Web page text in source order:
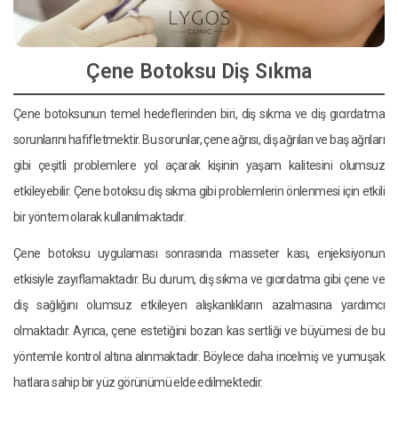
Çene Botoksu Diş Sıkma
Çene botoksunun temel hedeflerinden biri, diş sıkma ve diş gıcırdatma
sorunlarını hafifletmektir. Bu sorunlar, çene ağrısı, diş ağrıları ve baş ağrıları
gibi çeşitli problemlere yol açarak kişinin yaşam kalitesini olumsuz
etkileyebilir. Çene botoksu diş sıkma gibi problemlerin önlenmesi için etkili
bir yöntem olarak kullanılmaktadır.
Çene botoksu uygulaması sonrasında masseter kası, enjeksiyonun
etkisiyle zayıflamaktadır. Bu durum, diş sıkma ve gıcırdatma gibi çene ve
diş sağlığını olumsuz etkileyen alışkanlıkların azalmasına yardımcı
olmaktadır. Ayrıca, çene estetiğini bozan kas sertliği ve büyümesi de bu
yöntemle kontrol altına alınmaktadır. Böylece daha incelmiş ve yumuşak
hatlara sahip bir yüz görünümü elde edilmektedir.